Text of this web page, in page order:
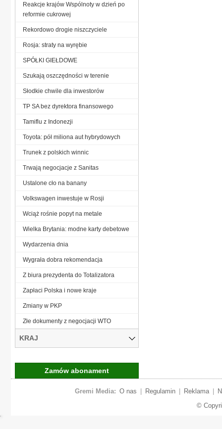
Reakcje krajów Wspólnoty w dzień po
reformie cukrowej
Rekordowo drogie niszczyciele
Rosja: straty na wyrębie
SPÓŁKI GIEŁDOWE
Szukają oszczędności w terenie
Słodkie chwile dla inwestorów
TP SA bez dyrektora finansowego
Tamiflu z Indonezji
Toyota: pół miliona aut hybrydowych
Trunek z polskich winnic
Trwają negocjacje z Sanitas
Ustalone cło na banany
Volkswagen inwestuje w Rosji
Wciąż rośnie popyt na metale
Wielka Brytania: modne karty debetowe
Wydarzenia dnia
Wygrała dobra rekomendacja
Z biura prezydenta do Totalizatora
Zapłaci Polska i nowe kraje
Zmiany w PKP
Złe dokumenty z negocjacji WTO
KRAJ
Zamów abonament
Gremi Media: O nas Regulamin Reklama
©